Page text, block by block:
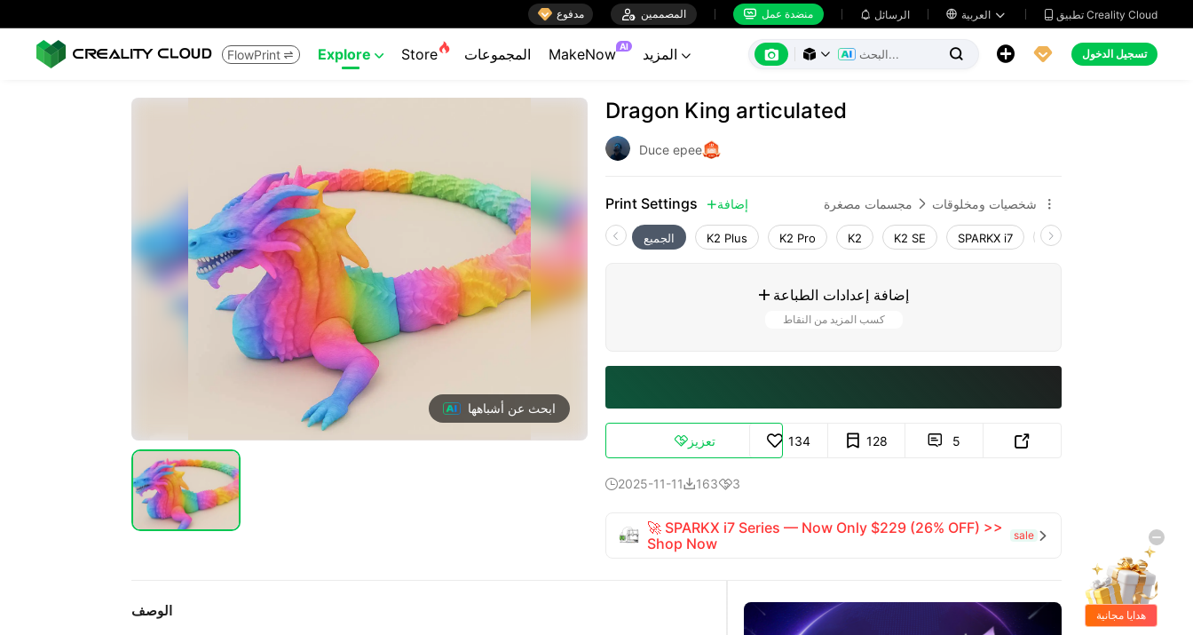
 مدفوع  المصممين  منضدة عمل  الرسائل    تطبيق Creality Cloud
FlowPrint  Explore  Store المجموعات MakeNow AI
       تسجيل الدخول
ابحث عن أشباهها
Dragon King articulated
Duce epee
Print Settings  إضافة مجسمات مصغرة  شخصيات ومخلوقات 
الجميع K2 Plus K2 Pro K2 K2 SE SPARKX i7 Creality Hi
 إضافة إعدادات الطباعة
كسب المزيد من النقاط
تعزيز 134 128  5 
2025-11-111633
🚀 SPARKX i7 Series — Now Only $229 (26% OFF) >>
Shop Now
sale 
الوصف هدايا مجانية